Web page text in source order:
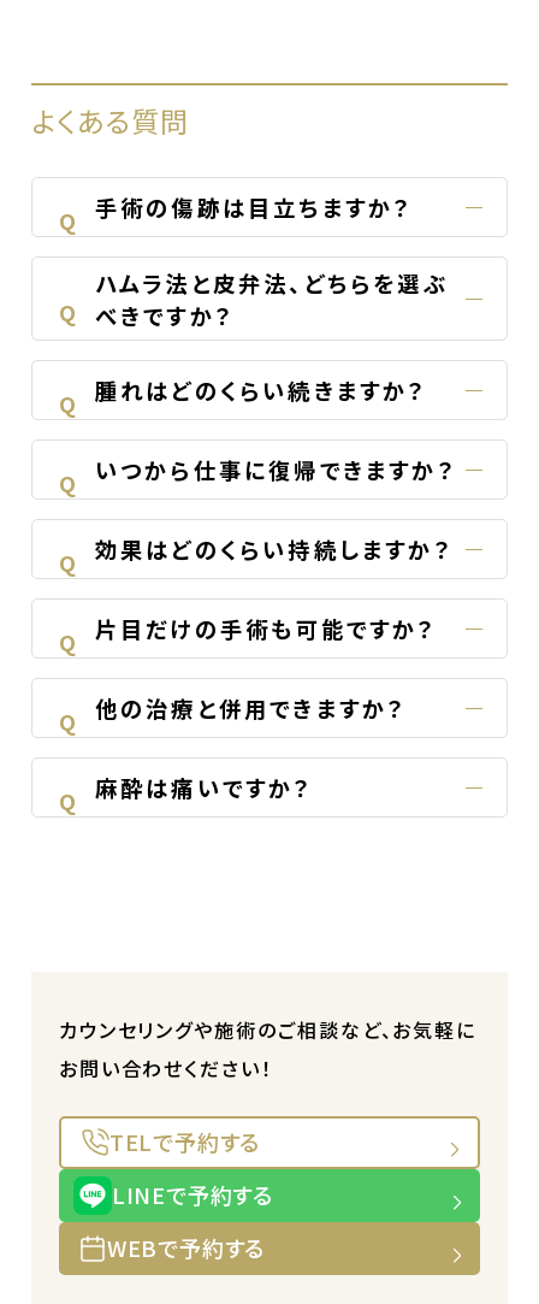
よくある質問
Q 手術の傷跡は目立ちますか？
Q
ハムラ法と皮弁法、どちらを選ぶ
べきですか？
Q 腫れはどのくらい続きますか？
Q いつから仕事に復帰できますか？
Q 効果はどのくらい持続しますか？
Q 片目だけの手術も可能ですか？
Q 他の治療と併用できますか？
Q 麻酔は痛いですか？
カウンセリングや施術のご相談など、お気軽に
お問い合わせください！
TELで予約する
LINEで予約する
WEBで予約する